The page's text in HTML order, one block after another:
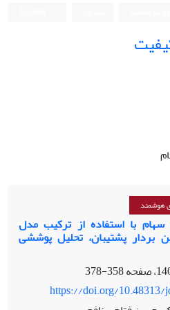
هوشمند
با استفاده از ترکیب مدل
بردار پشتیبان، تحلیل پوششی
358-378
https://doi.org/10.48313/